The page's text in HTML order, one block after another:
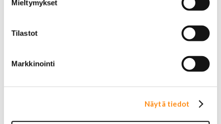
Mieltymykset
Tilastot
Markkinointi
Näytä tiedot
Starcraft levikesarja 97-03
Van 1978-1996